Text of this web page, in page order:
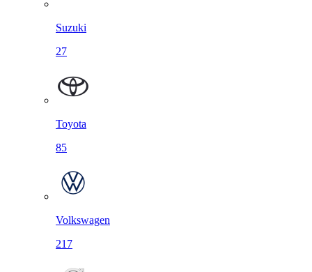
Suzuki
27
Toyota
85
Volkswagen
217